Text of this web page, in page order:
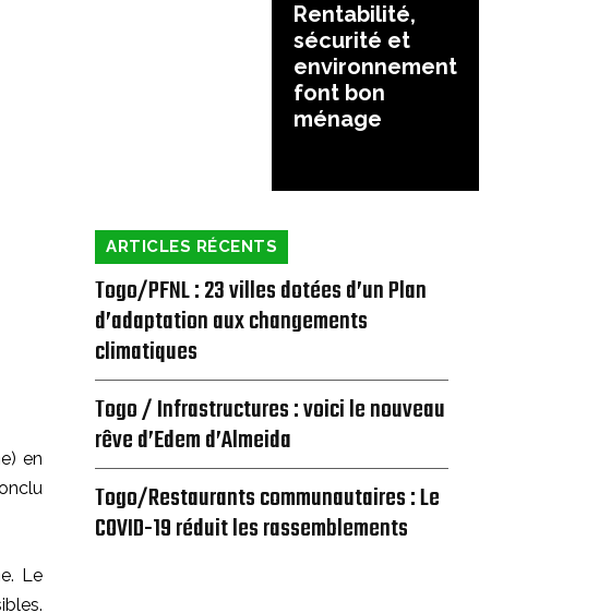
en
Le
Rentabilité,
sécurité et
environnement
font bon
ménage
ARTICLES RÉCENTS
Togo/PFNL : 23 villes dotées d’un Plan
d’adaptation aux changements
climatiques
Togo / Infrastructures : voici le nouveau
rêve d’Edem d’Almeida
Togo/Restaurants communautaires : Le
COVID-19 réduit les rassemblements